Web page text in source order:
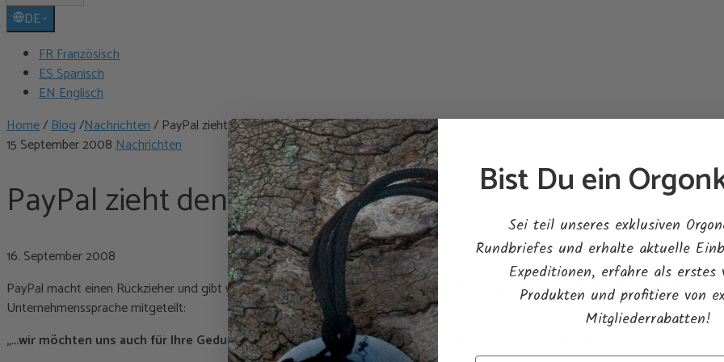
DE
FR Französisch
ES Spanisch
EN Englisch
Home/Blog/Nachrichten/ PayPal zieht den Schwanz ein …
15 September 2008Nachrichten
PayPal zieht den Schwanz ein …
16. September 2008
PayPal macht einen Rückzieher und gibt wieder vor, mein bester Freund zu sein. Nach 12 Tagen der unrechtmäßigen Einbehaltung
Unternehmenssprache mitgeteilt:
„…wir möchten uns auch für Ihre Geduld und Ihre Zusammenarbeit während dieses Prozesses bedanken“
Bist Du ein
Sei teil unseres exklusiven
Rundbriefes und erhalte aktuelle
Expeditionen, erfahre als erstes
Produkten und profitiere von
Mitgliederrabatten!